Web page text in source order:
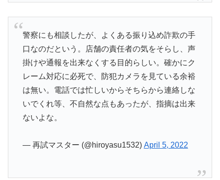
警察にも相談したが、よくある振り込め詐欺の手
口なのだという。店舗の責任者の気をそらし、声
掛けや通報を出来なくする目的らしい。確かにク
レーム対応に必死で、防犯カメラを見ている余裕
は無い。電話では忙しいからそちらから連絡しな
いでくれ等、不自然な点もあったが、指摘は出来
ないよな。
— 再試マスター (@hiroyasu1532) April 5, 2022